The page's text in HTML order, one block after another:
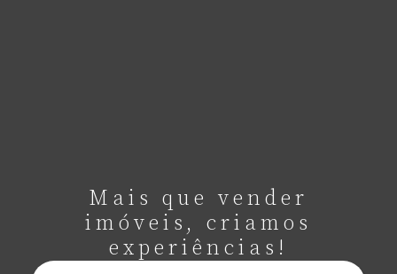
Mais que vender
imóveis, criamos
experiências!